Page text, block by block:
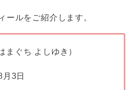
ールをご紹介します。
まぐち よしゆき）
3日